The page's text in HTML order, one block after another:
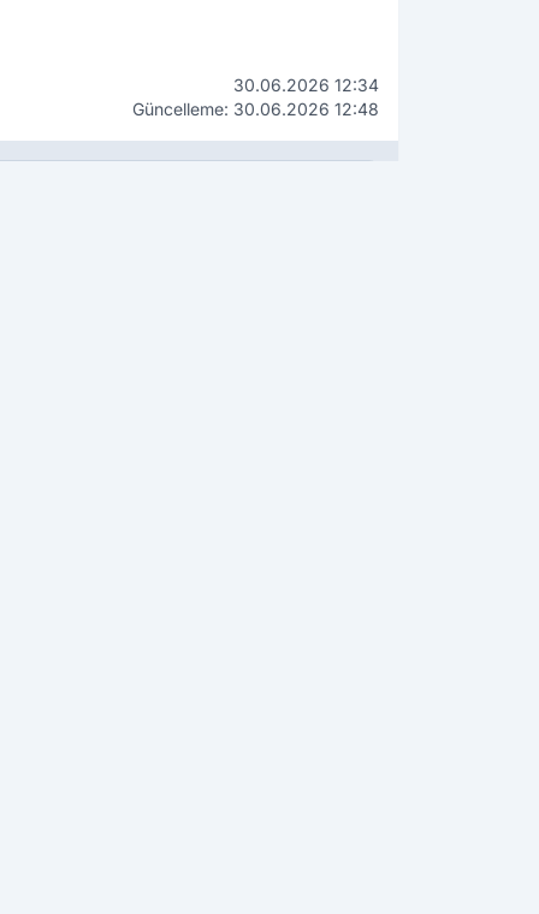
30.06.2026 12:34
Güncelleme: 30.06.2026 12:48